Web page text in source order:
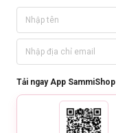
Tải ngay App SammiShop